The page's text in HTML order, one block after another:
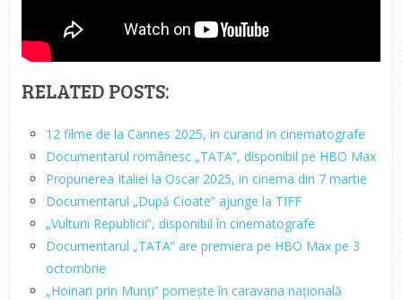
RELATED POSTS:
12 filme de la Cannes 2025, in curand in cinematografe
Documentarul românesc „TATA”, disponibil pe HBO Max
Propunerea Italiei la Oscar 2025, in cinema din 7 martie
Documentarul „După Cioate” ajunge la TIFF
„Vulturii Republicii”, disponibil în cinematografe
Documentarul „TATA” are premiera pe HBO Max pe 3
octombrie
„Hoinari prin Munți” pornește în caravana națională